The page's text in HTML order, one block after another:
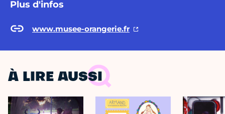
Plus d'infos
www.musee-orangerie.fr
À LIRE AUSSI